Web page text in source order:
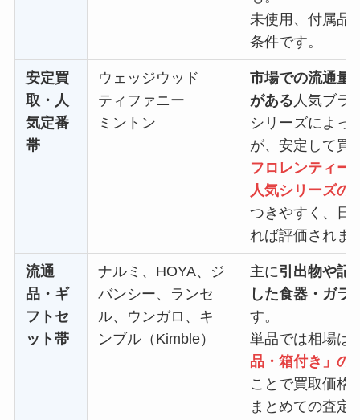
未使用、付属品
条件です。
安定買
取・人
気定番
帯
ウェッジウッド
ティファニー
ミントン
市場での流通量
がある 人気ブラ
シリーズによっ
が、安定して買
フロレンティー
人気シリーズの
つきやすく、日
れば評価されま
流通
品・ギ
フトセ
ット帯
ナルミ、HOYA、ジ
バンシー、ランセ
ル、ウンガロ、キ
ンブル（Kimble）
主に引出物や記
した食器・ガラ
す。
単品では相場は
品・箱付き」の
ことで買取価格
まとめての査定